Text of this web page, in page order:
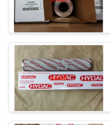
管
達